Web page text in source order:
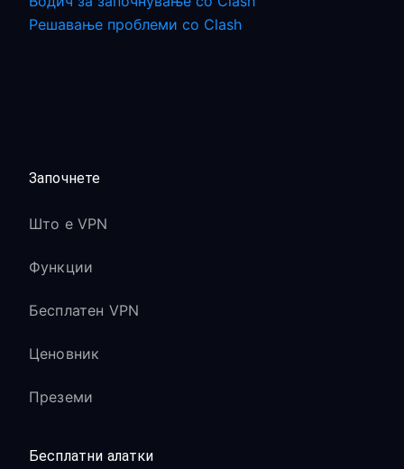
Решавање проблеми со Clash
Започнете
Што е VPN
Функции
Бесплатен VPN
Ценовник
Преземи
Бесплатни алатки